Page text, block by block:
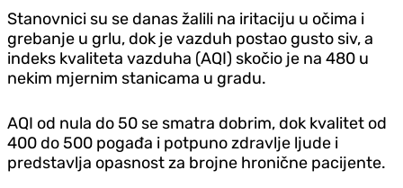
Stanovnici su se danas žalili na iritaciju u očima i
grebanje u grlu, dok je vazduh postao gusto siv, a
indeks kvaliteta vazduha (AQI) skočio je na 480 u
nekim mjernim stanicama u gradu.
AQI od nula do 50 se smatra dobrim, dok kvalitet od
400 do 500 pogađa i potpuno zdravlje ljude i
predstavlja opasnost za brojne hronične pacijente.